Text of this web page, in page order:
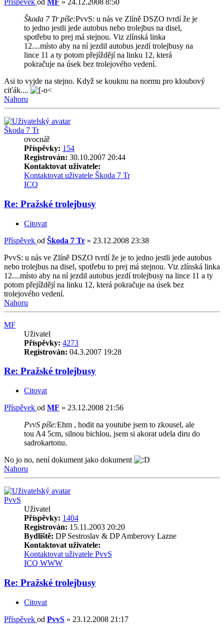
Příspěvek od MF » 24.12.2008 8:50
Škoda 7 Tr píše:PvvS: u nás ve Zlíně DSZO tvrdí že je
to jedno jestli jede autobus nebo trolejbus na disel,
spotřebu to prej má stejnou. Viz zlínská linka
12....místo aby na ní jezdil autobus jezdí trolejbusy na
lince 11 a ty potom přejíždějí na linku 12, která
pokračuje na úsek bez trolejového vedení.
Asi to vyjde na stejno. Když se kouknu na normu pro kloubový
ciťák....
Nahoru
Škoda 7 Tr
ovocnář
Příspěvky: 154
Registrován: 30.10.2007 20:44
Kontaktovat uživatele:
Kontaktovat uživatele Škoda 7 Tr
ICQ
Re: Pražské trolejbusy
Citovat
Příspěvek od Škoda 7 Tr » 23.12.2008 23:38
PvvS: u nás ve Zlíně DSZO tvrdí že je to jedno jestli jede autobus
nebo trolejbus na disel, spotřebu to prej má stejnou. Viz zlínská linka
12....místo aby na ní jezdil autobus jezdí trolejbusy na lince 11 a ty
potom přejíždějí na linku 12, která pokračuje na úsek bez
trolejového vedení.
Nahoru
MF
Uživatel
Příspěvky: 4273
Registrován: 04.3.2007 19:28
Re: Pražské trolejbusy
Citovat
Příspěvek od MF » 23.12.2008 21:56
PvvS píše:Ehm , hodit na youtube jsem to zkousel, ale
tou A4 5cm, silnou bichlou, jsem si akorat udela diru do
sadrokartonu.
No jo no, není dokument jako dokument
Nahoru
PvvS
Uživatel
Příspěvky: 1404
Registrován: 15.11.2003 20:20
Bydliště: DP Sestroslav & DP Amberovy Lazne
Kontaktovat uživatele:
Kontaktovat uživatele PvvS
ICQ WWW
Re: Pražské trolejbusy
Citovat
Příspěvek od PvvS » 23.12.2008 21:17